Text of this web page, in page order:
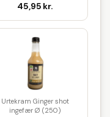
45,95 kr.
Urtekram Ginger shot
ingefær Ø (250)